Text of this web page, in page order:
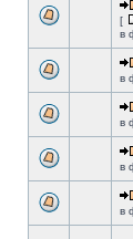
[
в
в
в
в
в